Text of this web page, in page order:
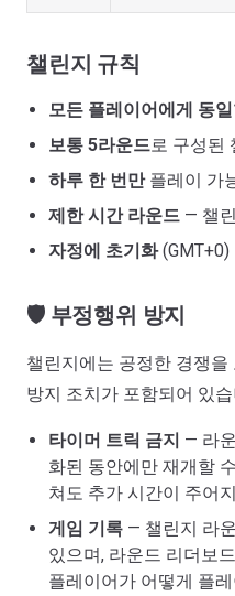
챌린지 규칙
모든 플레이어에게 동
보통 5라운드로 구성된
하루 한 번만플레이 가
제한 시간 라운드 — 챌
자정에 초기화(GMT+0)
🛡️ 부정행위 방지
챌린지에는 공정한 경쟁
방지 조치가 포함되어 있
타이머 트릭 금지 — 라
화된 동안에만 재개할
쳐도 추가 시간이 주어
게임 기록 — 챌린지 라
있으며, 라운드 리더보
플레이어가 어떻게 플